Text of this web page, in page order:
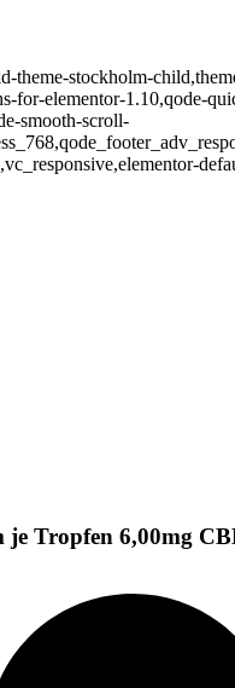
stockholm-
for-elementor-
smooth-scroll-
Tropfen 6,00mg